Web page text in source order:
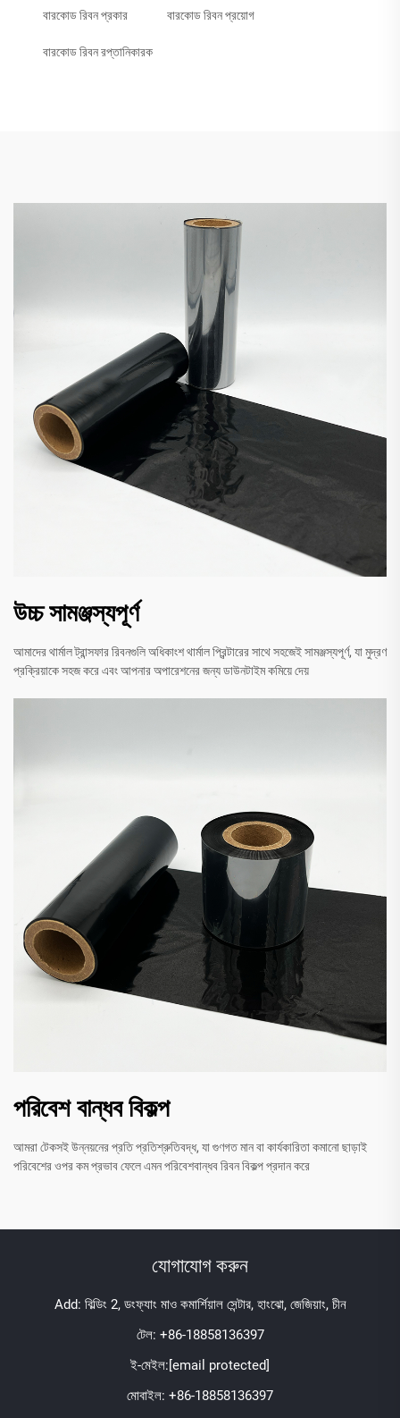
বারকোড রিবন প্রকার বারকোড রিবন প্রয়োগ
বারকোড রিবন রপ্তানিকারক
উচ্চ সামঞ্জস্যপূর্ণ
আমাদের থার্মাল ট্রান্সফার রিবনগুলি অধিকাংশ থার্মাল প্রিন্টারের সাথে সহজেই সামঞ্জস্যপূর্ণ, যা মুদ্রণ
প্রক্রিয়াকে সহজ করে এবং আপনার অপারেশনের জন্য ডাউনটাইম কমিয়ে দেয়
পরিবেশ বান্ধব বিকল্প
আমরা টেকসই উন্নয়নের প্রতি প্রতিশ্রুতিবদ্ধ, যা গুণগত মান বা কার্যকারিতা কমানো ছাড়াই
পরিবেশের ওপর কম প্রভাব ফেলে এমন পরিবেশবান্ধব রিবন বিকল্প প্রদান করে
যোগাযোগ করুন
Add: বিল্ডিং 2, ডংফ্যাং মাও কমার্শিয়াল সেন্টার, হাংঝো, জেজিয়াং, চীন
টেল: +86-18858136397
ই-মেইল:[email protected]
মোবাইল: +86-18858136397